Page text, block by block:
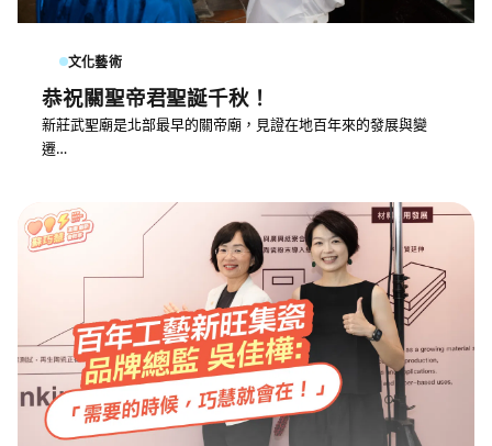
文化藝術
恭祝關聖帝君聖誕千秋！
新莊武聖廟是北部最早的關帝廟，見證在地百年來的發展與變
遷…